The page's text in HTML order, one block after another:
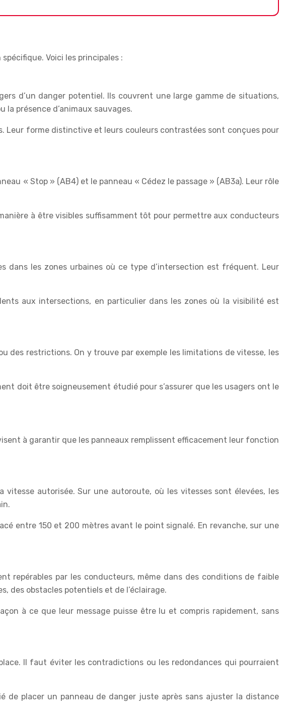
Voici les principales :
d’un danger potentiel. Ils couvrent une large gamme de situations,
la présence d’animaux sauvages.
Leur forme distinctive et leurs couleurs contrastées sont conçues pour
« Stop » (AB4) et le panneau « Cédez le passage » (AB3a). Leur rôle
à être visibles suffisamment tôt pour permettre aux conducteurs
les zones urbaines où ce type d’intersection est fréquent. Leur
aux intersections, en particulier dans les zones où la visibilité est
des restrictions. On y trouve par exemple les limitations de vitesse, les
doit être soigneusement étudié pour s’assurer que les usagers ont le
à garantir que les panneaux remplissent efficacement leur fonction
autorisée. Sur une autoroute, où les vitesses sont élevées, les
entre 150 et 200 mètres avant le point signalé. En revanche, sur une
repérables par les conducteurs, même dans des conditions de faible
des obstacles potentiels et de l’éclairage.
à ce que leur message puisse être lu et compris rapidement, sans
Il faut éviter les contradictions ou les redondances qui pourraient
de placer un panneau de danger juste après sans ajuster la distance